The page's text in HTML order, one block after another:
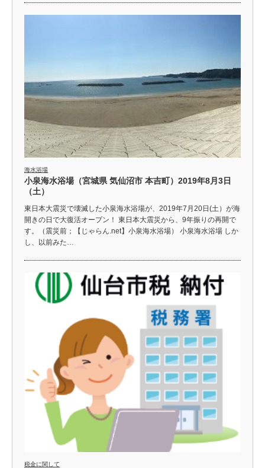
海水浴場
小泉海水浴場（宮城県 気仙沼市 本吉町）2019年8月3日
（土）
東日本大震災で壊滅した小泉海水浴場が、2019年7月20日(土）が海
開きの日で大復活オープン！ 東日本大震災から、9年振りの再開で
す。（震災前；【じゃらん.net】小泉海水浴場） 小泉海水浴場 しか
し、以前みた…
税金に関して